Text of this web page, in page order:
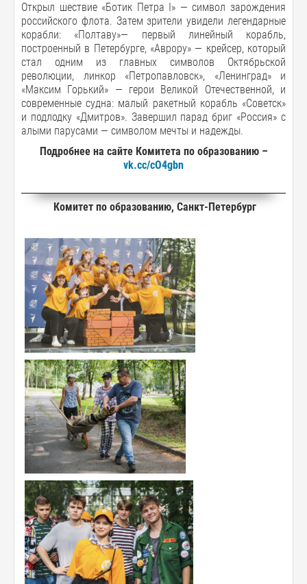
Открыл шествие «Ботик Петра I» — символ зарождения
российского флота. Затем зрители увидели легендарные
корабли: «Полтаву»— первый линейный корабль,
построенный в Петербурге, «Аврору» — крейсер, который
стал одним из главных символов Октябрьской
революции, линкор «Петропавловск», «Ленинград» и
«Максим Горький» — герои Великой Отечественной, и
современные судна: малый ракетный корабль «Советск»
и подлодку «Дмитров». Завершил парад бриг «Россия» с
алыми парусами — символом мечты и надежды.
Подробнее на сайте Комитета по образованию –
vk.cc/cO4gbn
Комитет по образованию, Санкт-Петербург